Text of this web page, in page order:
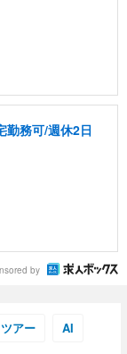
勤務可/週休2日
by
アー AI